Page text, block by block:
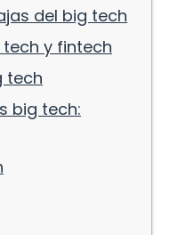
del big tech
y fintech
tech
big tech: